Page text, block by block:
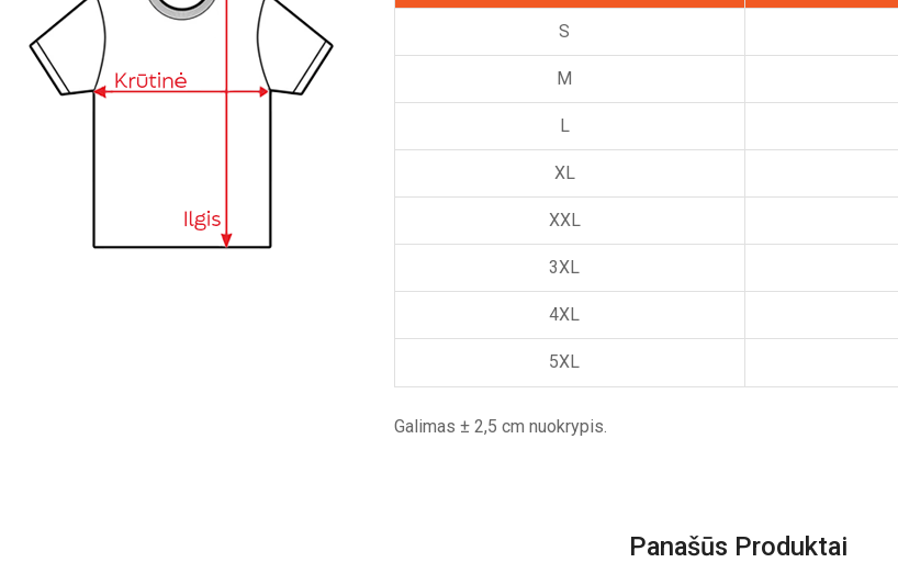
S
M
L
XL
XXL
3XL
4XL
5XL
Galimas ± 2,5 cm nuokrypis.
Panašūs Produktai